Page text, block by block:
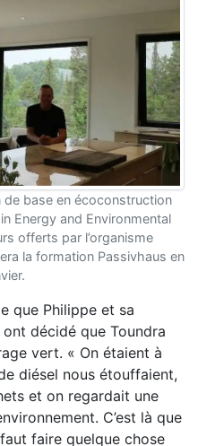
de base en écoconstruction
Energy and Environmental
offerts par l’organisme
la formation Passivhaus en
que Philippe et sa
décidé que Toundra
vert. « On étaient à
diésel nous étouffaient,
et on regardait une
C’est là que
faire quelque chose